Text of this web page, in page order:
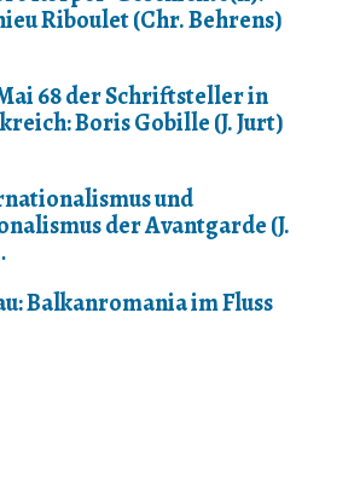
Riboulet (Chr. Behrens)
68 der Schriftsteller in
Boris Gobille (J. Jurt)
und
der Avantgarde (J.
Balkanromania im Fluss